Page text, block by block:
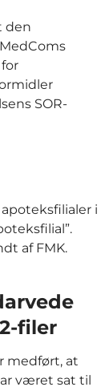
den
SOR-
i
af FMK.
filer
medført, at
været sat til